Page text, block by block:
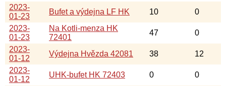
2023-
01-23
Bufet a výdejna LF HK 10
0
2023-
01-23
Na Kotli-menza HK
72401
47
0
2023-
01-12
Výdejna Hvězda 42081 38
12
2023-
01-12
UHK-bufet HK 72403 0
0